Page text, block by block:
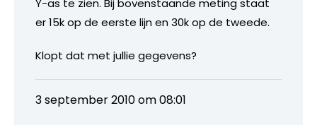
Y-as te zien. Bij bovenstaande meting staat
er 15k op de eerste lijn en 30k op de tweede.
Klopt dat met jullie gegevens?
3 september 2010 om 08:01